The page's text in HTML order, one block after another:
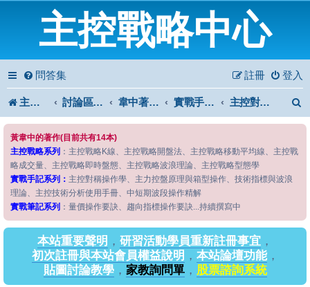
主控戰略中心
問答集 登入
註冊
主控戰略中心 討論區首頁 韋中著作問答區 實戰手記系列 主控對稱操作學
黃韋中的著作(目前共有14本)
主控戰略系列 ：主控戰略K線、主控戰略開盤法、主控戰略移動平均線、主控戰
略成交量、主控戰略即時盤態、主控戰略波浪理論、主控戰略型態學
實戰手記系列： 主控對稱操作學、主力控盤原理與箱型操作、技術指標與波浪
理論、主控技術分析使用手冊、中短期波段操作精解
實戰筆記系列 ：量價操作要訣、趨向指標操作要訣...持續撰寫中
本站重要聲明 ， 研習活動學員重新註冊事宜 ，
初次註冊與本站會員權益說明 ， 本站論壇功能，
貼圖討論教學， 家教詢問單， 股票諮詢系統